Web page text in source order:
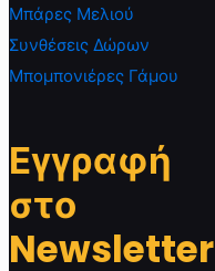
Μπάρες Μελιού
Συνθέσεις Δώρων
Μπομπονιέρες Γάμου
Εγγραφή
στο
Newsletter